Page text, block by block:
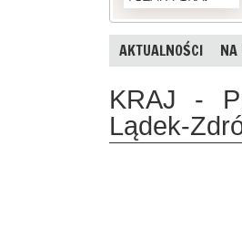
AKTUALNOŚCI NA
KRAJ -
Lądek-